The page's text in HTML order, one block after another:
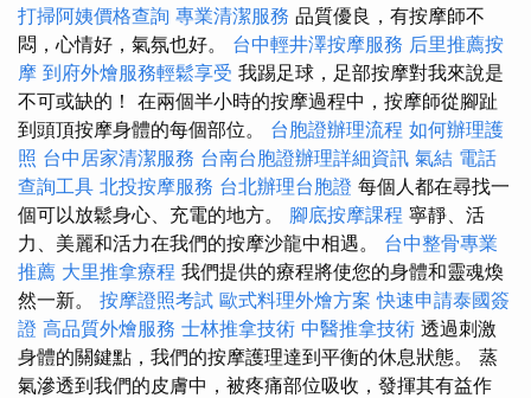
打掃阿姨價格查詢 專業清潔服務 品質優良，有按摩師不
悶，心情好，氣氛也好。 台中輕井澤按摩服務 后里推薦按
摩 到府外燴服務輕鬆享受 我踢足球，足部按摩對我來說是
不可或缺的！ 在兩個半小時的按摩過程中，按摩師從腳趾
到頭頂按摩身體的每個部位。 台胞證辦理流程 如何辦理護
照 台中居家清潔服務 台南台胞證辦理詳細資訊 氣結 電話
查詢工具 北投按摩服務 台北辦理台胞證 每個人都在尋找一
個可以放鬆身心、充電的地方。 腳底按摩課程 寧靜、活
力、美麗和活力在我們的按摩沙龍中相遇。 台中整骨專業
推薦 大里推拿療程 我們提供的療程將使您的身體和靈魂煥
然一新。 按摩證照考試 歐式料理外燴方案快速申請泰國簽
證 高品質外燴服務 士林推拿技術 中醫推拿技術 透過刺激
身體的關鍵點，我們的按摩護理達到平衡的休息狀態。 蒸
氣滲透到我們的皮膚中，被疼痛部位吸收，發揮其有益作